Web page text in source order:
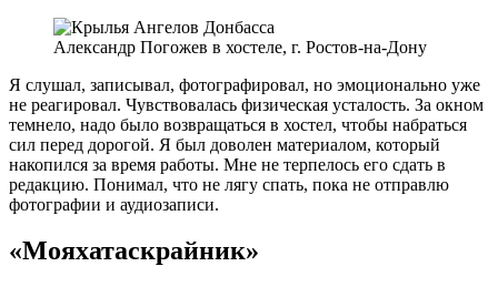
Александр Погожев в хостеле, г. Ростов-на-Дону
Я слушал, записывал, фотографировал, но эмоционально уже
не реагировал. Чувствовалась физическая усталость. За окном
темнело, надо было возвращаться в хостел, чтобы набраться
сил перед дорогой. Я был доволен материалом, который
накопился за время работы. Мне не терпелось его сдать в
редакцию. Понимал, что не лягу спать, пока не отправлю
фотографии и аудиозаписи.
«Мояхатаскрайник»